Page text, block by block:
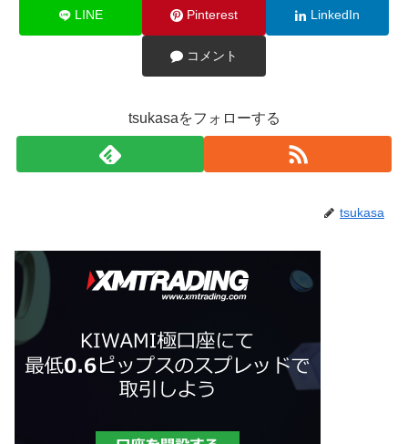
LINE Pinterest LinkedIn
コメント
tsukasaをフォローする
tsukasa